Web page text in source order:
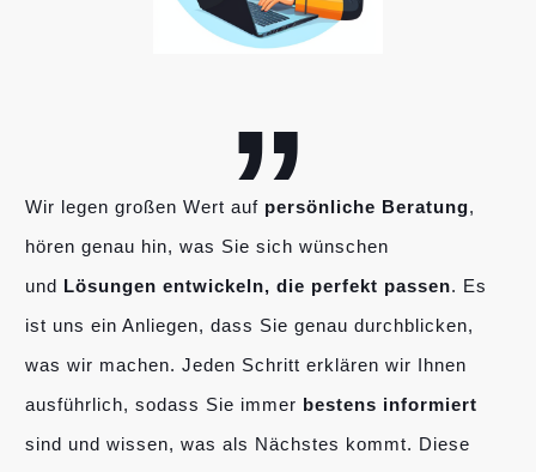
„
Wir legen großen Wert auf persönliche Beratung,
hören genau hin, was Sie sich wünschen
und Lösungen entwickeln, die perfekt passen. Es
ist uns ein Anliegen, dass Sie genau durchblicken,
was wir machen. Jeden Schritt erklären wir Ihnen
ausführlich, sodass Sie immer bestens informiert
sind und wissen, was als Nächstes kommt. Diese